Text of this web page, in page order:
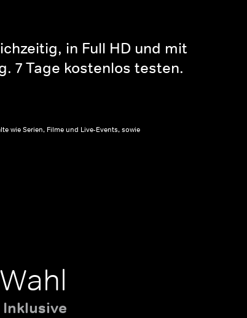
in Full HD und mit
7 Tage kostenlos testen.
wie Serien, Filme und Live-Events, sowie